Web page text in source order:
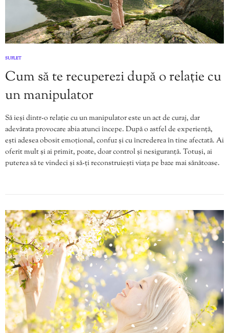
SUFLET
Cum să te recuperezi după o relație cu
un manipulator
Să ieși dintr-o relație cu un manipulator este un act de curaj, dar
adevărata provocare abia atunci începe. După o astfel de experiență,
ești adesea obosit emoțional, confuz și cu încrederea în tine afectată. Ai
oferit mult și ai primit, poate, doar control și nesiguranță. Totuși, ai
puterea să te vindeci și să-ți reconstruiești viața pe baze mai sănătoase.